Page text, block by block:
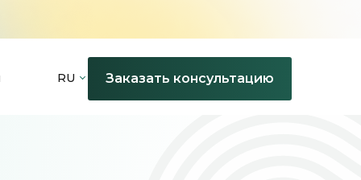
RU Заказать консультацию